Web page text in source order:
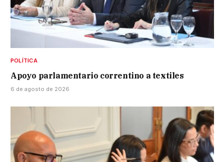
POLÍTICA
Apoyo parlamentario correntino a textiles
6 de agosto de 2026